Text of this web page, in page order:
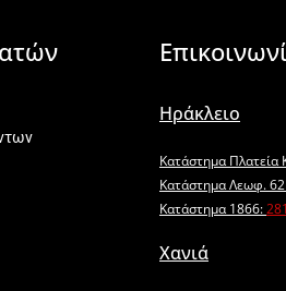
Ηράκλειο
Κατάστημα Πλατεία
Κατάστημα Λεωφ.
Κατάστημα 1866:
Χανιά